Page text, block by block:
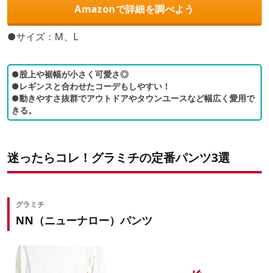
Amazonで詳細を調べよう
●サイズ：M、L
●股上や裾幅が小さく可愛さ◎
●レギンスと合わせたコーデもしやすい！
●動きやすさ抜群でアウトドアやタウンユースなど幅広く愛用で
きる。
迷ったらコレ！グラミチの定番パンツ3選
グラミチ
NN（ニューナロー）パンツ